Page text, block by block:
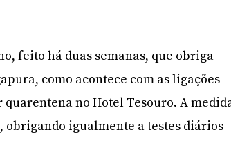
feito há duas semanas, que obriga
como acontece com as ligações
quarentena no Hotel Tesouro. A
obrigando igualmente a testes diários